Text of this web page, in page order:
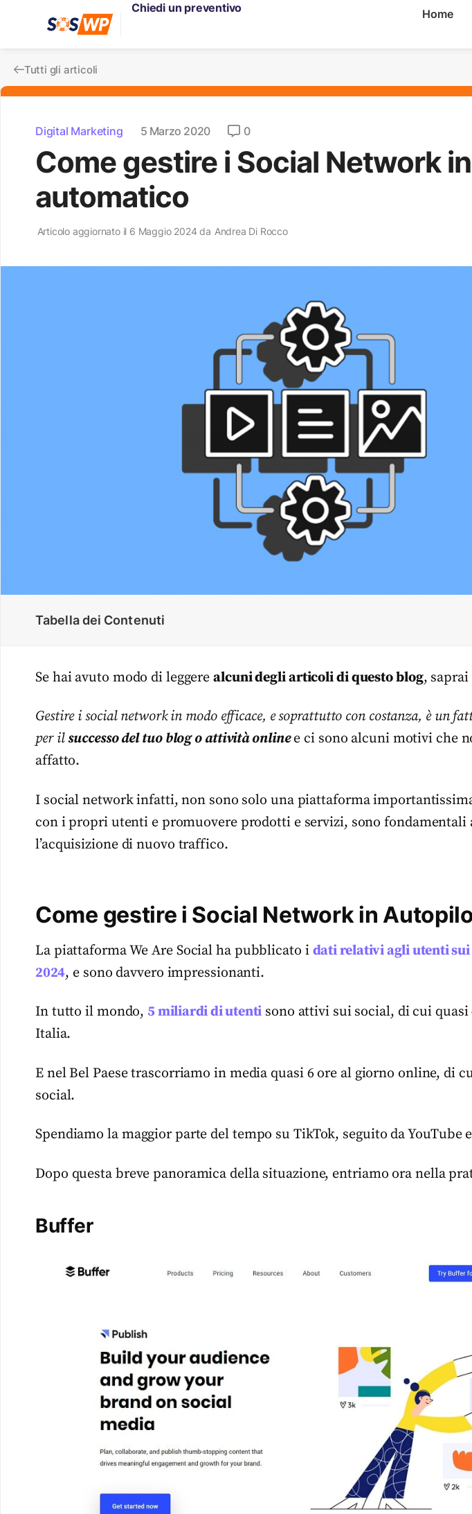
Home
Chiedi un preventivo
Tutti gli articoli
Digital Marketing 5 Marzo 2020 0
Come gestire i Social Network in
automatico
Articolo aggiornato il 6 Maggio 2024 da Andrea Di Rocco
Tabella dei Contenuti
Se hai avuto modo di leggerealcuni degli articoli di questo blog, saprai
Gestire i social network in modo efficace, e soprattutto con costanza, è un
per ilsuccesso del tuo blog o attività onlinee ci sono alcuni motivi che
affatto.
I social network infatti, non sono solo una piattaforma
con i propri utenti e promuovere prodotti e servizi, sono fondamentali
l’acquisizione di nuovo traffico.
Come gestire i Social Network in
La piattaforma We Are Social ha pubblicato i dati relativi agli utenti
2024, e sono davvero impressionanti.
In tutto il mondo, 5 miliardi di utenti sono attivi sui social, di cui
Italia.
E nel Bel Paese trascorriamo in media quasi 6 ore al giorno online, di
social.
Spendiamo la maggior parte del tempo su TikTok, seguito da YouTube
Dopo questa breve panoramica della situazione, entriamo ora nella
Buffer